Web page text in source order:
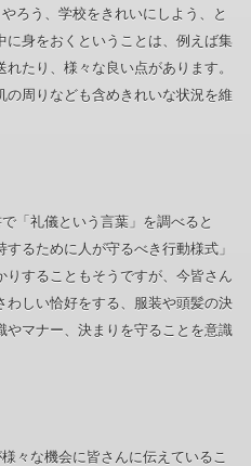
ろう、学校をきれいにしよう、と
身をおくということは、例えば集
たり、様々な良い点があります。
の周りなども含めきれいな状況を維
「礼儀という言葉」を調べると
るために人が守るべき行動様式」
りすることもそうですが、今皆さん
わしい恰好をする、服装や頭髪の決
やマナー、決まりを守ることを意識
々な機会に皆さんに伝えているこ